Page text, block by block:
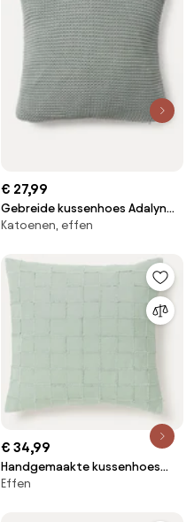
€ 27,99
Gebreide kussenhoes Adalyn
van biokatoen
Katoenen, effen
€ 34,99
Handgemaakte kussenhoes
Yann
Effen